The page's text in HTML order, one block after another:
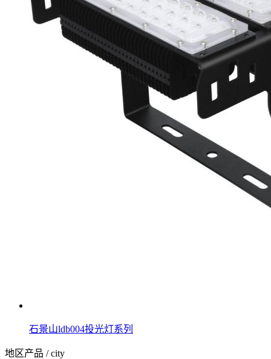
石景山ldb004投光灯系列
地区产品 / city